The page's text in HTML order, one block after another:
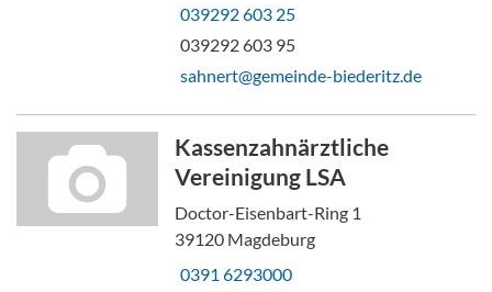
039292 603 25
039292 603 95
sahnert@gemeinde-biederitz.de
Kassenzahnärztliche
Vereinigung LSA
Doctor-Eisenbart-Ring 1
39120 Magdeburg
0391 6293000